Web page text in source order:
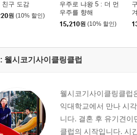
친구 도감
원 (10% 할인)
우주로 냐왕 5 : 더 먼
우주를 향해
15,210원 (10% 할인)
웰시코기사이클링클럽
웰시코기사이클링클럽
익대학교에서 만나 시
니다. 결혼 후 유기견
클럽의 시작입니다. 시